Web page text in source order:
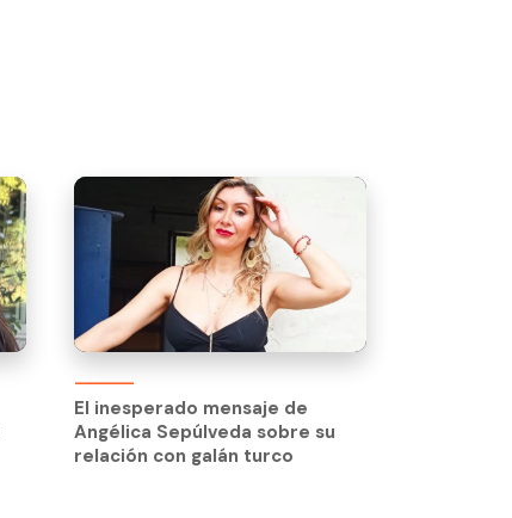
El inesperado mensaje de
Angélica Sepúlveda sobre su
relación con galán turco